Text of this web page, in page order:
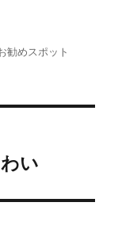
勧めスポット
い